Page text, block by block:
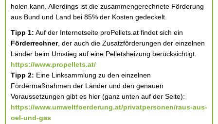
holen kann. Allerdings ist die zusammengerechnete Förderung
aus Bund und Land bei 85% der Kosten gedeckelt.
Tipp 1: Auf der Internetseite proPellets.at findet sich ein
Förderrechner, der auch die Zusatzförderungen der einzelnen
Länder beim Umstieg auf eine Pelletsheizung berücksichtigt.
https://www.propellets.at/
Tipp 2: Eine Linksammlung zu den einzelnen
Fördermaßnahmen der Länder und den genauen
Voraussetzungen gibt es hier (ganz unten auf der Seite):
https://www.umweltfoerderung.at/privatpersonen/raus-aus-
oel-und-gas